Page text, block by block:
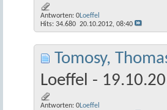
Antworten: 0
Hits: 34.680
Loeffel
20.10.2012, 08:40
Tomosy,
Loeffel -
Antworten: 0Loeffel